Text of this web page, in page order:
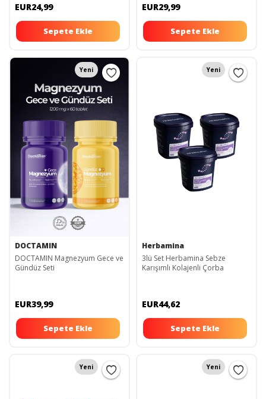
EUR24,99
Sepete Ekle
EUR29,99
Sepete Ekle
Yeni
DOCTAMIN
DOCTAMIN Magnezyum Gece ve
Gündüz Seti
EUR39,99
Sepete Ekle
Yeni
Herbamina
3lü Set Herbamina Sebze
Karışımlı Kolajenli Çorba
EUR44,62
Sepete Ekle
Yeni Yeni